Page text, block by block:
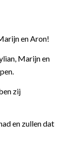
en Aron!
Marijn en
zij
en zullen dat